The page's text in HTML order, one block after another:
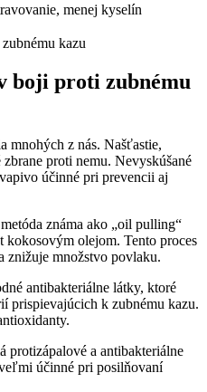
menej kyselín
boji proti zubnému
mnohých z‌ nás. Našťastie,
‌proti ⁢nemu. Nevyskúšané
účinné pri prevencii aj‌
známa ako „oil pulling“
kokosovým olejom. Tento proces
znižuje množstvo povlaku.
antibakteriálne ‍látky, ktoré
prispievajúcich k zubnému kazu.
protizápalové a antibakteriálne
účinné pri‌ posilňovaní